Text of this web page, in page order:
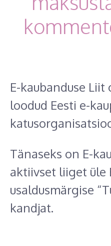
E-kaubanduse Liit
loodud Eesti e-
Tänaseks on E-
aktiivset liiget üle
usaldusmärgise
kandjat.